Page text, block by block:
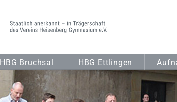
HBG Bruchsal HBG Ettlingen